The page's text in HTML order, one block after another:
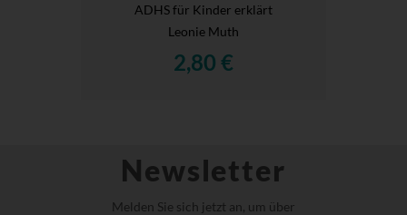
ADHS für Kinder erklärt
Leonie Muth
2,80 €
Newsletter
Melden Sie sich jetzt an, um über